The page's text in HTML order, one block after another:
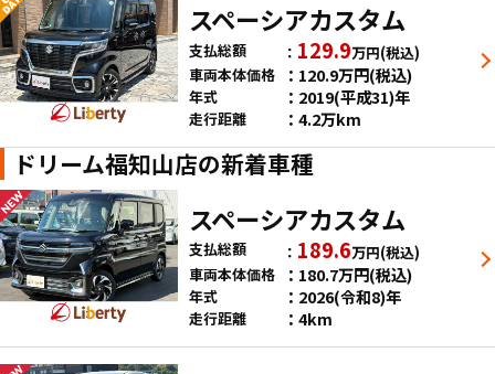
スペーシアカスタム
支払総額 129.9万円(税込)
車両本体価格
120.9万円(税込)
年式 2019(平成31)年
走行距離 4.2万km
ドリーム福知山店の新着車種
スペーシアカスタム
支払総額 189.6万円(税込)
車両本体価格
180.7万円(税込)
年式 2026(令和8)年
走行距離 4km